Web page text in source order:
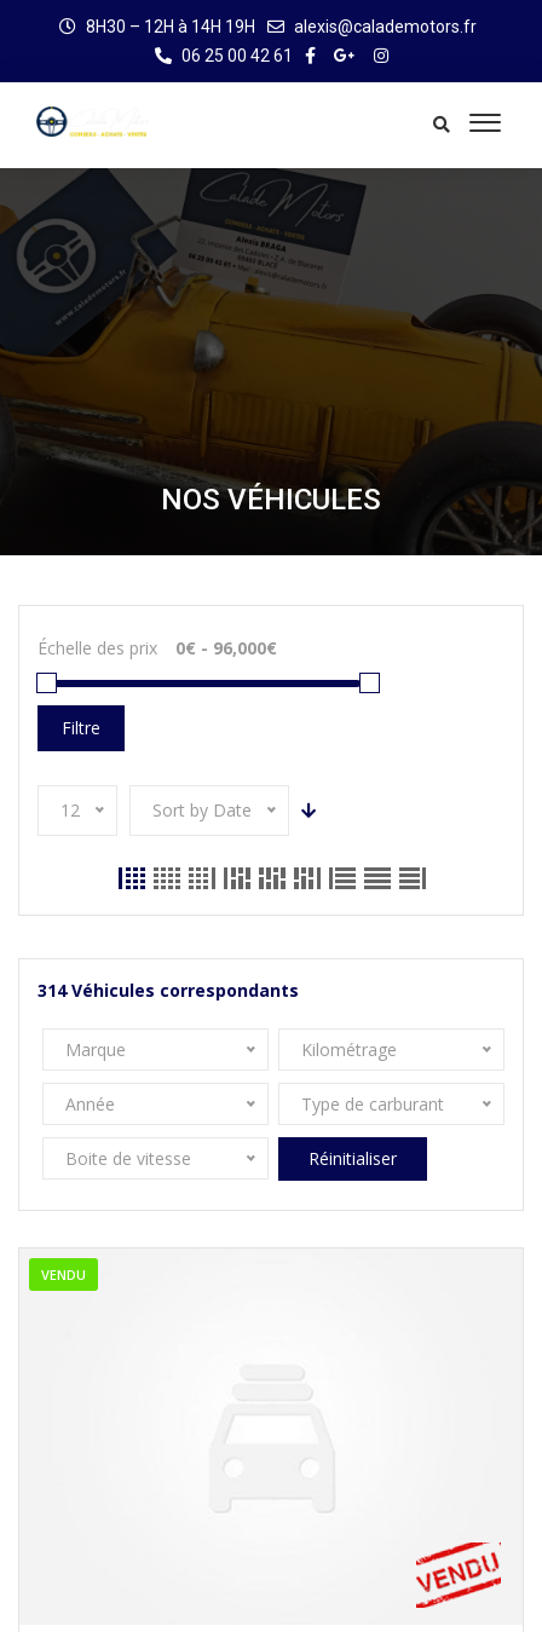
8H30 – 12H à 14H 19H
alexis@calademotors.fr
06 25 00 42 61
NOS VÉHICULES
Échelle des prix
Filtre
12 Sort by Date
314 Véhicules correspondants
Marque Kilométrage
Année Type de carburant
Boite de vitesse Réinitialiser
VENDU